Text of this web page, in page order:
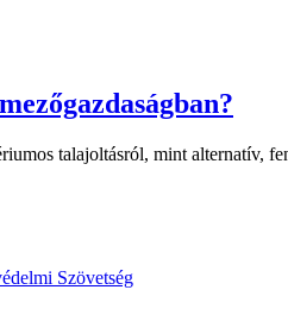
talajoltásról, mint alternatív,
Szövetség